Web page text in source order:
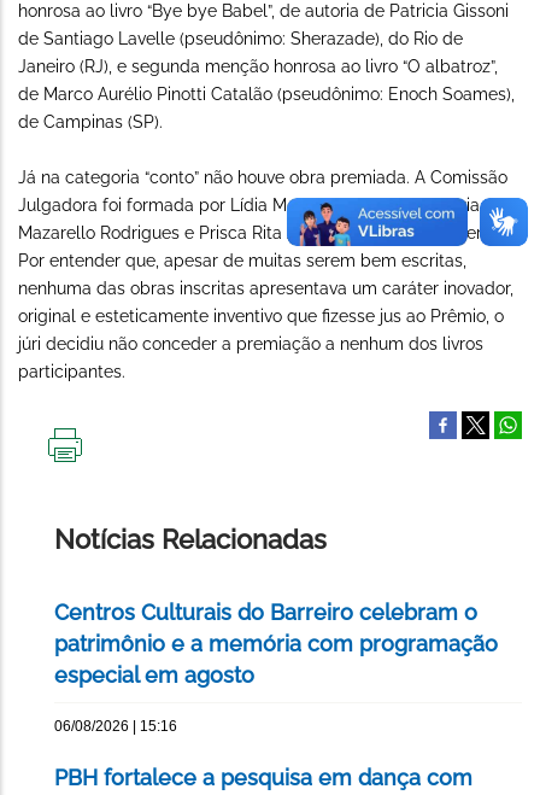
honrosa ao livro “Bye bye Babel”, de autoria de Patricia Gissoni
de Santiago Lavelle (pseudônimo: Sherazade), do Rio de
Janeiro (RJ), e segunda menção honrosa ao livro “O albatroz”,
de Marco Aurélio Pinotti Catalão (pseudônimo: Enoch Soames),
de Campinas (SP).
Já na categoria “conto” não houve obra premiada. A Comissão
Julgadora foi formada por Lídia Mendes dos Santos, Maria
Mazarello Rodrigues e Prisca Rita Agustoni de Almeida Pereira.
Por entender que, apesar de muitas serem bem escritas,
nenhuma das obras inscritas apresentava um caráter inovador,
original e esteticamente inventivo que fizesse jus ao Prêmio, o
júri decidiu não conceder a premiação a nenhum dos livros
participantes.
Notícias Relacionadas
Centros Culturais do Barreiro celebram o
patrimônio e a memória com programação
especial em agosto
06/08/2026 | 15:16
PBH fortalece a pesquisa em dança com